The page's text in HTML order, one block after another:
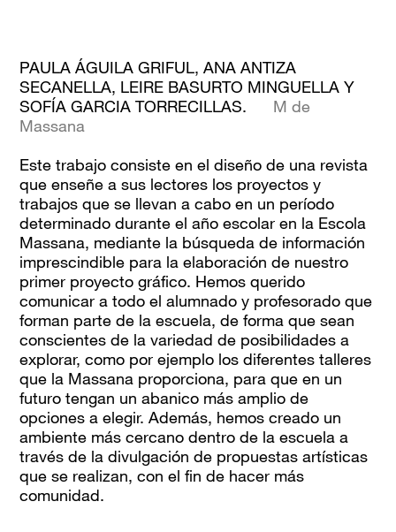
PAULA ÁGUILA GRIFUL, ANA ANTIZA
SECANELLA, LEIRE BASURTO MINGUELLA Y
SOFÍA GARCIA TORRECILLAS. M de
Massana
Este trabajo consiste en el diseño de una revista
que enseñe a sus lectores los proyectos y
trabajos que se llevan a cabo en un período
determinado durante el año escolar en la Escola
Massana, mediante la búsqueda de información
imprescindible para la elaboración de nuestro
primer proyecto gráfico. Hemos querido
comunicar a todo el alumnado y profesorado que
forman parte de la escuela, de forma que sean
conscientes de la variedad de posibilidades a
explorar, como por ejemplo los diferentes talleres
que la Massana proporciona, para que en un
futuro tengan un abanico más amplio de
opciones a elegir. Además, hemos creado un
ambiente más cercano dentro de la escuela a
través de la divulgación de propuestas artísticas
que se realizan, con el fin de hacer más
comunidad.